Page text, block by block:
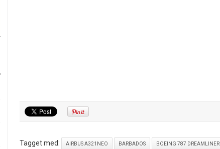
Tagget med: AIRBUS A321NEO BARBADOS BOEING 787 DREAMLINER